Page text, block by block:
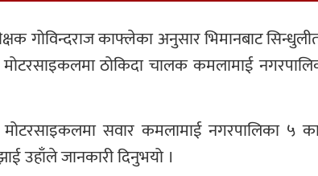
गोविन्दराज काफ्लेका अनुसार भिमानबाट
ठोकिदा चालक कमलामाई
सवार कमलामाई नगरपालिका ५ का
उहाँले जानकारी दिनुभयो ।